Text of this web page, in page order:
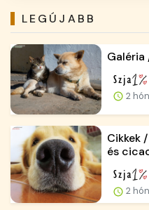
LEGÚJABB
2
Cikkek
és
2